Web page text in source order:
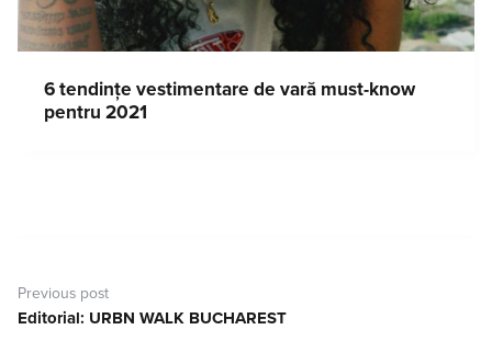
6 tendințe vestimentare de vară must-know
pentru 2021
în
articole
Previous post
Previous
Editorial: URBN WALK BUCHAREST